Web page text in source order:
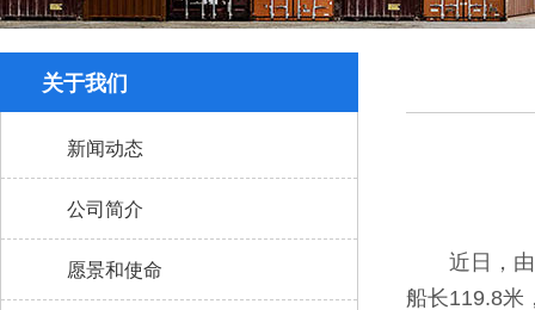
关于我们
新闻动态
公司简介
愿景和使命
近日，由
船长119.8米